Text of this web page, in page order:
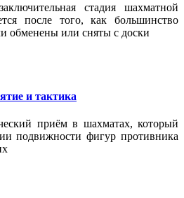
стадия шахматной
после того, как большинство
обменены или сняты с доски
и тактика
приём в шахматах, который
подвижности фигур противника